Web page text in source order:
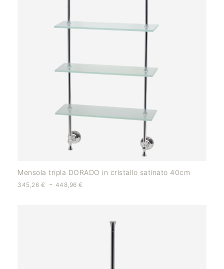
Mensola tripla DORADO in cristallo satinato 40cm
345,26 € - 448,96€